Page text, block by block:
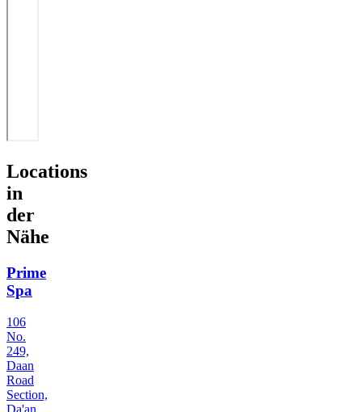
Locations
in
der
Nähe
Prime
Spa
106
No.
249,
Daan
Road
Section,
Da'an,